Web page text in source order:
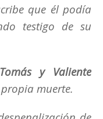
que él podía
testigo de su
y Valiente
muerte.